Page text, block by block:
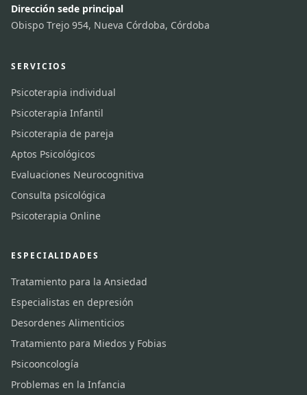
Dirección sede principal
Obispo Trejo 954, Nueva Córdoba, Córdoba
SERVICIOS
Psicoterapia individual
Psicoterapia Infantil
Psicoterapia de pareja
Aptos Psicológicos
Evaluaciones Neurocognitiva
Consulta psicológica
Psicoterapia Online
ESPECIALIDADES
Tratamiento para la Ansiedad
Especialistas en depresión
Desordenes Alimenticios
Tratamiento para Miedos y Fobias
Psicooncología
Problemas en la Infancia